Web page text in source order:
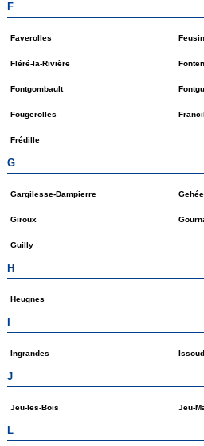
F
Faverolles
Fléré-la-Rivière
Fontgombault
Fougerolles
Frédille
G
Gargilesse-Dampierre Gehée
Giroux
Guilly
H
Heugnes
Ingrandes
J
Jeu-les-Bois Jeu-
L